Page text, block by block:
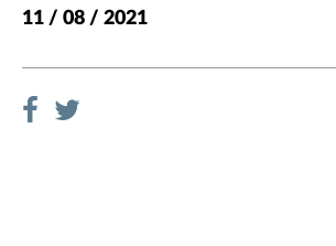
11 / 08 / 2021